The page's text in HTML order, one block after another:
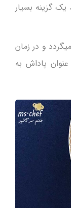
گزینه بسیار
مصر برمیگردد و در زمان
پاداش به